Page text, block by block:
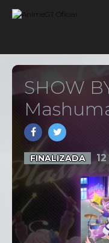
SHOW
FINALIZADA 12